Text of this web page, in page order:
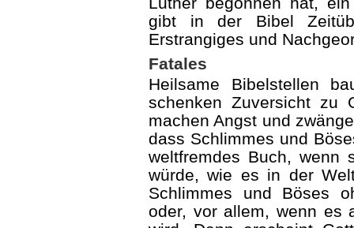
gibt in der Bibel
Erstrangiges und
Fatales
Heilsame Bibelstellen
schenken Zuversicht zu
machen Angst und
dass Schlimmes und
weltfremdes Buch, wenn
würde, wie es in der
Schlim­mes und Böses
oder, vor allem, wenn es